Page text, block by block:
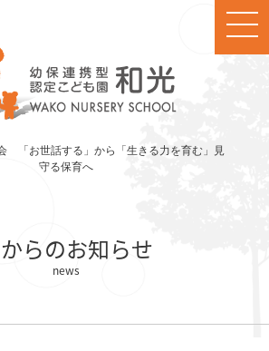
「お世話する」から「生きる力を育む」見
守る保育へ
らのお知らせ